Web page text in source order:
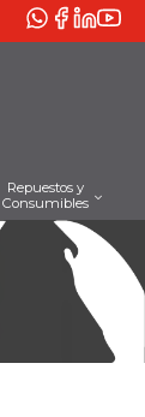
Repuestos y
Consumibles